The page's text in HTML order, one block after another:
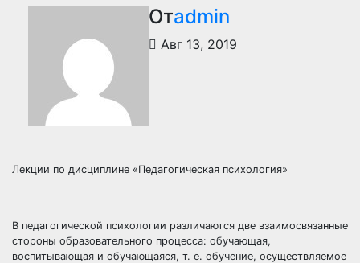
Отadmin
Авг 13, 2019
Лекции по дисциплине «Педагогическая психология»
В педагогической психологии различаются две взаимосвязанные
стороны образовательного процесса: обучающая,
воспитывающая и обучающаяся, т. е. обучение, осуществляемое